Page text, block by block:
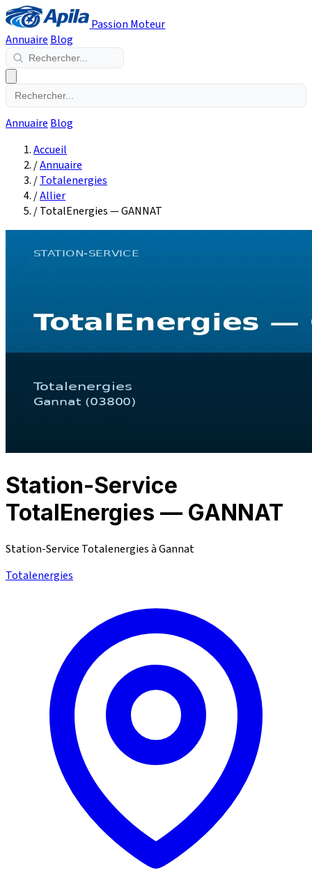
Passion Moteur
Annuaire Blog
Annuaire Blog
Accueil
/Annuaire
/Totalenergies
/Allier
/TotalEnergies — GANNAT
Station-Service
TotalEnergies — GANNAT
Station-Service Totalenergies à Gannat
Totalenergies